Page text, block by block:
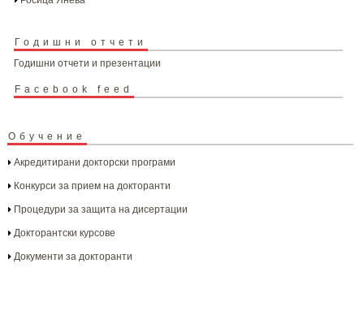
Годишни отчети
Годишни отчети и презентации
Facebook feed
Обучение
Акредитирани докторски програми
Конкурси за прием на докторанти
Процедури за защита на дисертации
Докторантски курсове
Документи за докторанти